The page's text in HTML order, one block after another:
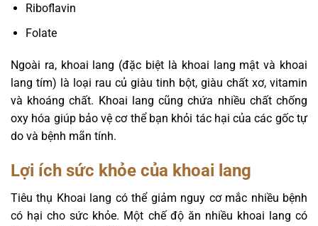
Riboflavin
Folate
Ngoài ra, khoai lang (đặc biệt là khoai lang mật và khoai
lang tím) là loại rau củ giàu tinh bột, giàu chất xơ, vitamin
và khoáng chất. Khoai lang cũng chứa nhiều chất chống
oxy hóa giúp bảo vệ cơ thể bạn khỏi tác hại của các gốc tự
do và bệnh mãn tính.
Lợi ích sức khỏe của khoai lang
Tiêu thụ Khoai lang có thể giảm nguy cơ mắc nhiều bệnh
có hại cho sức khỏe. Một chế độ ăn nhiều khoai lang có